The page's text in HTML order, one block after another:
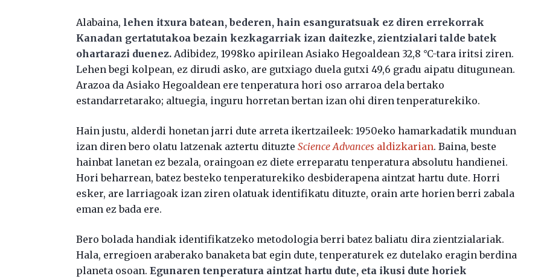
Alabaina, lehen itxura batean, bederen, hain esanguratsuak ez diren errekorrak
Kanadan gertatutakoa bezain kezkagarriak izan daitezke, zientzialari talde batek
ohartarazi duenez. Adibidez, 1998ko apirilean Asiako Hegoaldean 32,8 °C-tara iritsi ziren.
Lehen begi kolpean, ez dirudi asko, are gutxiago duela gutxi 49,6 gradu aipatu ditugunean.
Arazoa da Asiako Hegoaldean ere tenperatura hori oso arraroa dela bertako
estandarretarako; altuegia, inguru horretan bertan izan ohi diren tenperaturekiko.
Hain justu, alderdi honetan jarri dute arreta ikertzaileek: 1950eko hamarkadatik munduan
izan diren bero olatu latzenak aztertu dituzteScience Advances aldizkarian. Baina, beste
hainbat lanetan ez bezala, oraingoan ez diete erreparatu tenperatura absolutu handienei.
Hori beharrean, batez besteko tenperaturekiko desbiderapena aintzat hartu dute. Horri
esker, are larriagoak izan ziren olatuak identifikatu dituzte, orain arte horien berri zabala
eman ez bada ere.
Bero bolada handiak identifikatzeko metodologia berri batez baliatu dira zientzialariak.
Hala, erregioen araberako banaketa bat egin dute, tenperaturek ez dutelako eragin berdina
planeta osoan.Egunaren tenperatura aintzat hartu dute, eta ikusi dute horiek